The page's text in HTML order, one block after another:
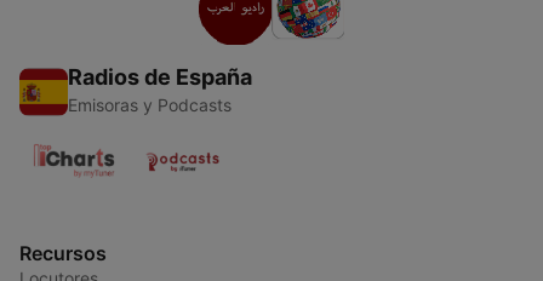
Radios de España
Emisoras y Podcasts
Recursos